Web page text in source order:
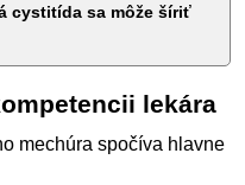
cystitída sa môže šíriť
lekára
mechúra spočíva hlavne